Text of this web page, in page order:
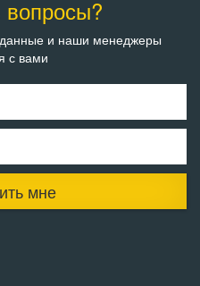
вопросы?
данные и наши менеджеры
с вами
мне